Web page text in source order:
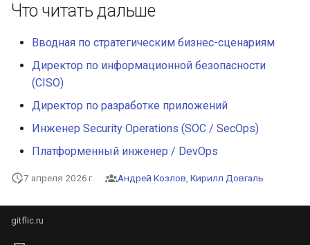
Что читать дальше
Вводная по стратегическим бизнес-сценариям
Директор по информационной безопасности
(CISO)
Директор по разработке приложений
Инженер Security Operations (SOC / SecOps)
Платформенный инженер / DevOps
7 апреля 2026 г. Андрей Козлов Кирилл Довгаль
gitflic.ru